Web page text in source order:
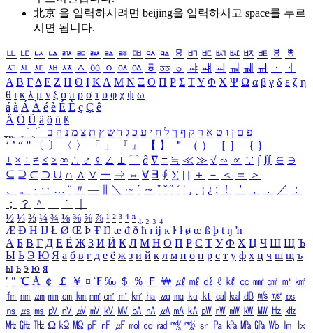
北京 을 입력하시려면 beijing을 입력하시고 space를 누르
시면 됩니다.
ㅥ ㅦ ㅧ ㅨ ㅩ ㅪ ㅫ ㅬ ㅭ ㅮ ㅯ ㅰ ㅱ ㅲ ㅳ ㅴ ㅵ ㅶ ㅷ ㅸ
ㅹ
ㅺ ㅻ ㅼ ㅽ ㅾ ㅿ ㆀ ㆁ ㆂ ㆃ ㆄ ㆅ ㆆ ㆇ ㆈ ㆉ ㆊ ㆋ ㆌ ㆍ
ㆎ
Α Β ΓΔ Ε Ζ Η Θ Ι ΚΛ Μ Ν Ξ Ο Π Ρ Σ ΤΥ Φ Χ Ψ Ω α β γ δ ε ζ η
θ ι κ λ μ ν ξ ο π ρ σ τ υ φ χ ψ ω
á à Á À é è É È ç Ç ê
Ä Ö Ü ä ö ü ß
ִֶֹ ֻּ ׁׂ פ ם ן ו ט א ר ק ף ך ל ח י ע כ ג ד ש ץ ת צ מ נ ה ב
‘ ’ “ ” 〔 〕 〈 〉 「 」 『 』 【 】 ＂ （ ） ［ ］ ｛ ｝
± × ÷ ≠ ≤ ≥ ∞ ∴ ♂ ♀ ∠ ⊥ ⌒ ∂ ∇ ≡ ≒ ≪ ≫ √ ∽ ∝ ∵ ∫ ∬ ∈ ∋
⊆ ⊇ ⊂ ⊃ ∪ ∩ ∧ ∨ ￢ ⇒ ⇔ ∀ ∃ ∮ ∑ ∏ ＋ － ＜ ＝
＞
、
。 · ‥ … ¨ 〃 ― ＼ ∼ ´ ～ ˇ ˘ ˝ ˚ ˙ ¸ ¡ ¿ ː ！ ＇ ， ． ／
：
；
？ ＾ ｀
½ ⅓ ⅔ ¼ ¾ ⅛ ⅜ ⅝ ⅞ ¹ ² ³ ⁴ ⁿ ₁ ₂ ₃ ₄
Æ Ð Ħ Ĳ Ł Ø Œ Þ Ŧ Ŋ æ đ ð ħ ı ĳ ĸ ŀ ł ø œ ß þ ŧ ŋ ŉ
А Б В Г Д Е Ё Ж З И Й К Л М Н О П Р С Т У Ф Х Ц Ч Ш Щ Ъ
Ы Ь Э Ю Я а б в г д е ё ж з и й к л м н о п р с т у ф х ц ч ш щ ъ
ы ь э ю я
′ ″ ℃ Å ￠ ￡ ￥ ¤ ℉ ‰ ＄ ％ Ｆ ￦ ㎕ ㎖ ㎗ ℓ ㎘ ㏄ ㎣ ㎤ ㎥ ㎦
㎙ ㎚ ㎛ ㎜ ㎝ ㎞ ㎟ ㎠ ㎡ ㎢ ㏊ ㎍ ㎎ ㎏ ㏏ ㎈ ㎉ ㏈ ㎧ ㎨ ㎰
㎱ ㎲ ㎳ ㎴ ㎵ ㎶ ㎷ ㎸ ㎹ ㎀ ㎁ ㎂ ㎃ ㎄ ㎺ ㎻ ㎽ ㎾ ㎿ ㎐ ㎑
㎒ ㎓ ㎔ Ω ㏀ ㏁ ㎊ ㎋ ㎌ ㏖ ㏅ ㎭ ㎮ ㎯ ㏛ ㎩ ㎪ ㎫ ㎬ ㏝ ㏐
㏓